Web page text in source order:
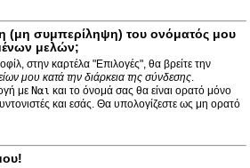
(μη συμπερίληψη) του ονόματός μου
μελών;
στην καρτέλα "Επιλογές", θα βρείτε την
μου κατά την διάρκεια της σύνδεσης.
με Ναι και το όνομά σας θα είναι ορατό μόνο
και εσάς. Θα υπολογίζεστε ως μη ορατό